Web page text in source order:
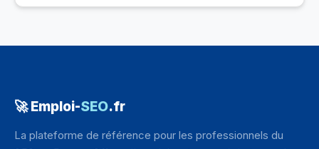
🚀 Emploi-SEO.fr
La plateforme de référence pour les professionnels du